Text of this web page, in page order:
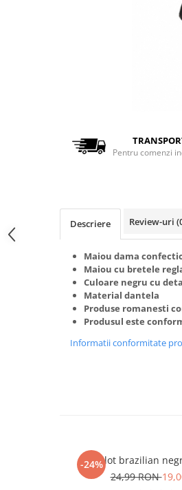
Pentru comenzi
Descriere Review-uri
Maiou dama
Maiou cu bretele
Culoare negru cu
Material dantela
Produse romanesti
Produsul este
Informatii conformitate
-24%Chilot brazilian
24,99 RON